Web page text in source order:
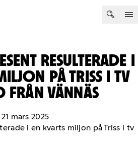
RESULTERADE I
PÅ TRISS I TV
FRÅN VÄNNÄS
21 mars 2025